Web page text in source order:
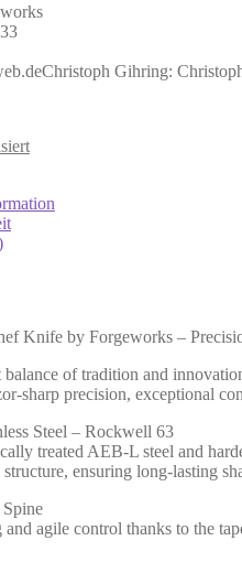
Christoph Gihring:
Knife by Forgeworks –
balance of tradition and
sharp precision, exceptional
Steel – Rockwell 63
treated AEB-L steel and
ensuring long-lasting
and agile control thanks to the